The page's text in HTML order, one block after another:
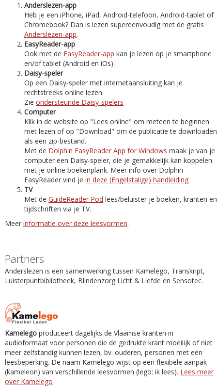
Anderslezen-app
Heb je een iPhone, iPad, Android-telefoon, Android-tablet of
Chromebook? Dan is lezen supereenvoudig met de gratis
Anderslezen-app.
EasyReader-app
Ook met de EasyReader-app kan je lezen op je smartphone
en/of tablet (Android en iOs).
Daisy-speler
Op een Daisy-speler met internetaansluiting kan je
rechtstreeks online lezen.
Zie ondersteunde Daisy-spelers
Computer
Klik in de website op "Lees online" om meteen te beginnen
met lezen of op "Download" om de publicatie te downloaden
als een zip-bestand.
Met de Dolphin EasyReader App for Windows maak je van je
computer een Daisy-speler, die je gemakkelijk kan koppelen
met je online boekenplank. Meer info over Dolphin
EasyReader vind je in deze (Engelstalige) handleiding
TV
Met de GuideReader Pod lees/beluister je boeken, kranten en
tijdschriften via je TV.
Meer informatie over deze leesvormen.
Partners
Anderslezen is een samenwerking tussen Kamelego, Transkript,
Luisterpuntbibliotheek, Blindenzorg Licht & Liefde en Sensotec.
Kamelego produceert dagelijks de Vlaamse kranten in
audioformaat voor personen die de gedrukte krant moeilijk of niet
meer zelfstandig kunnen lezen, bv. ouderen, personen met een
leesbeperking. De naam Kamelego wijst op een flexibele aanpak
(kameleon) van verschillende leesvormen (lego: ik lees). Lees meer
over Kamelego